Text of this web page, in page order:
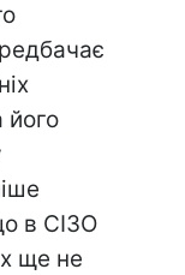
його
в СІЗО
ще не